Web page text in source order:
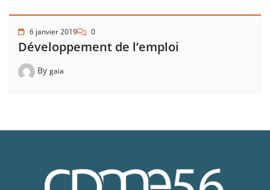
6 janvier 2019 0
Développement de l’emploi
By gaia